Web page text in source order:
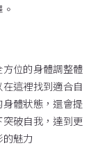
位的身體調整體
這裡找到適合自
體狀態，還會提
破自我，達到更
魅力